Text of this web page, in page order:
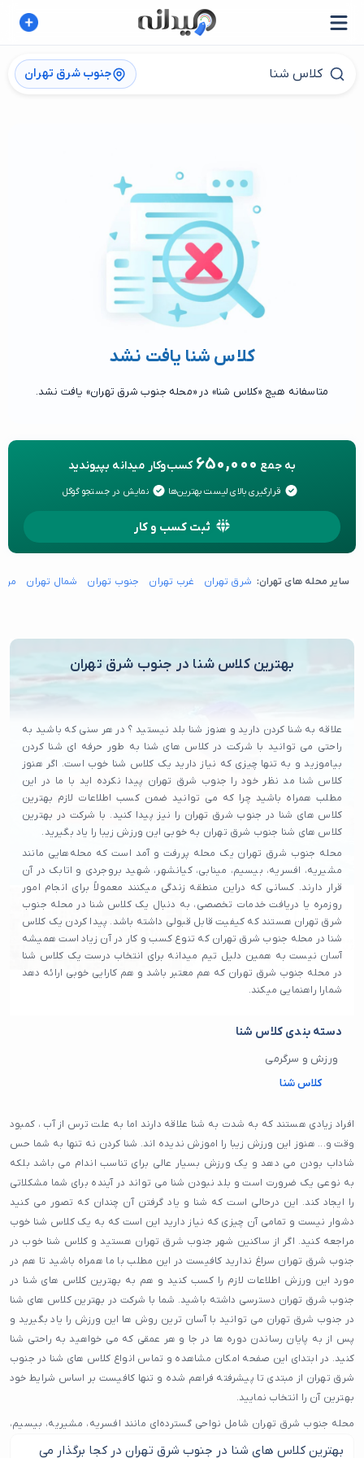
جنوب شرق تهران
کلاس شنا یافت نشد
متاسفانه هیچ «کلاس شنا» در «محله جنوب شرق تهران» یافت نشد.
به جمع 650,000 کسب‌وکار میدانه بپیوندید
قرارگیری بالای لیست بهترین‌ها نمایش در جستجو گوگل
ثبت کسب و کار
سایر محله های تهران: شرق تهران غرب تهران جنوب تهران شمال تهران
بهترین کلاس شنا در جنوب شرق تهران
علاقه به شنا کردن دارید و هنوز شنا بلد نیستید ؟ در هر سنی که باشید به
راحتی می توانید با شرکت در کلاس های شنا به طور حرفه ای شنا کردن
بیاموزید و به تنها چیزی که نیاز دارید یک کلاس شنا خوب است. اگر هنوز
کلاس شنا مد نظر خود را جنوب شرق تهران پیدا نکرده اید با ما در این
مطلب همراه باشید چرا که می توانید ضمن کسب اطلاعات لازم بهترین
کلاس های شنا در جنوب شرق تهران را نیز پیدا کنید. با شرکت در بهترین
کلاس های شنا جنوب شرق تهران به خوبی این ورزش زیبا را یاد بگیرید.
محله جنوب شرق تهران یک محله پررفت و آمد است که محله‌هایی مانند
مشیریه، افسریه، بیسیم، مینابی، کیانشهر، شهید بروجردی و اتابک در آن
قرار دارند. کسانی که دراین منطقه زندگی میکنند معمولاً برای انجام امور
روزمره یا دریافت خدمات تخصصی، به دنبال یک کلاس شنا در محله جنوب
شرق تهران هستند که کیفیت قابل قبولی داشته باشد. پیدا کردن یک کلاس
شنا در محله جنوب شرق تهران که تنوع کسب و کار در آن زیاد است همیشه
آسان نیست به همین دلیل تیم میدانه برای انتخاب درست یک کلاس شنا
در محله جنوب شرق تهران که هم معتبر باشد و هم کارایی خوبی ارائه دهد
شمارا راهنمایی میکند.
دسته بندی کلاس شنا
ورزش و سرگرمی
کلاس شنا
افراد زیادی هستند که به شدت به شنا علاقه دارند اما به علت ترس از آب ، کمبود
وقت و... هنوز این ورزش زیبا را اموزش ندیده اند. شنا کردن نه تنها به شما حس
شاداب بودن می دهد و یک ورزش بسیار عالی برای تناسب اندام می باشد بلکه
به نوعی یک ضرورت است و بلد نبودن شنا می تواند در آینده برای شما مشکلاتی
را ایجاد کند. این درحالی است که شنا و یاد گرفتن آن چندان که تصور می کنید
دشوار نیست و تمامی آن چیزی که نیاز دارید این است که به یک کلاس شنا خوب
مراجعه کنید. اگر از ساکنین شهر جنوب شرق تهران هستید و کلاس شنا خوب در
جنوب شرق تهران سراغ ندارید کافیست در این مطلب با ما همراه باشید تا هم در
مورد این ورزش اطلاعات لازم را کسب کنید و هم به بهترین کلاس های شنا در
جنوب شرق تهران دسترسی داشته باشید. شما با شرکت در بهترین کلاس های شنا
در جنوب شرق تهران می توانید با آسان ترین روش ها این ورزش را یاد بگیرید و
پس از به پایان رساندن دوره ها در جا و هر عمقی که می خواهید به راحتی شنا
کنید. در ابتدای این صفحه امکان مشاهده و تماس انواع کلاس های شنا در جنوب
شرق تهران از مبتدی تا پیشرفته فراهم شده و تنها کافیست بر اساس شرایط خود
بهترین آن را انتخاب نمایید.
محله جنوب شرق تهران شامل نواحی گسترده‌ای مانند افسریه، مشیریه، بیسیم،
کیانشهر شمالی و جنوبی، شهرک رضویه، محله اتابک، مینابی و بخشی از خیابان
بهترین کلاس های شنا در جنوب شرق تهران در کجا برگذار می